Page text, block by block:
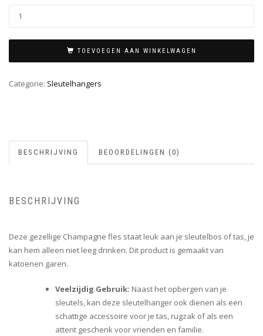
TOEVOEGEN AAN WINKELWAGEN
Categorie: Sleutelhangers
BESCHRIJVING BEOORDELINGEN (0)
BESCHRIJVING
Deze gezellige Champagne fles staat leuk aan je sleutelbos of tas, je
kan hem alleen niet leeg drinken. Dit product is gemaakt van
katoenen garen.
Veelzijdig Gebruik: Naast het opbergen van je
sleutels, kan deze sleutelhanger ook dienen als een
schattige accessoire voor je tas, rugzak of als een
attent geschenk voor vrienden en familie.